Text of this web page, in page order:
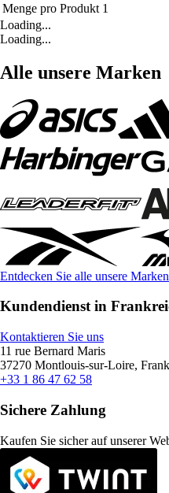
Menge pro Produkt 1
Loading...
Loading...
Alle unsere Marken
Entdecken Sie alle unsere Marken
Kundendienst in
Kontaktieren Sie uns
11 rue Bernard Maris
37270 Montlouis-sur-Loire,
+33 1 86 47 62 58
Sichere Zahlung
Kaufen Sie sicher auf unserer